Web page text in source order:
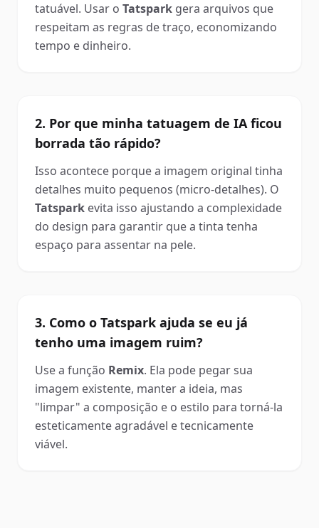
tatuável. Usar o Tatspark gera arquivos que
respeitam as regras de traço, economizando
tempo e dinheiro.
2. Por que minha tatuagem de IA ficou
borrada tão rápido?
Isso acontece porque a imagem original tinha
detalhes muito pequenos (micro-detalhes). O
Tatspark evita isso ajustando a complexidade
do design para garantir que a tinta tenha
espaço para assentar na pele.
3. Como o Tatspark ajuda se eu já
tenho uma imagem ruim?
Use a função Remix. Ela pode pegar sua
imagem existente, manter a ideia, mas
"limpar" a composição e o estilo para torná-la
esteticamente agradável e tecnicamente
viável.